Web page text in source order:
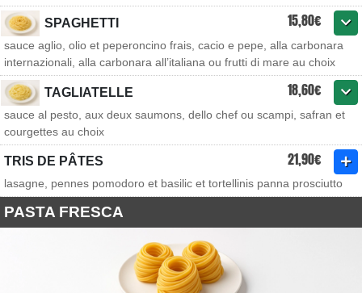
SPAGHETTI 15,80€
sauce aglio, olio et peperoncino frais, cacio e pepe, alla carbonara
internazionali, alla carbonara all’italiana ou frutti di mare au choix
TAGLIATELLE 18,60€
sauce al pesto, aux deux saumons, dello chef ou scampi, safran et
courgettes au choix
TRIS DE PÂTES 21,90€
lasagne, pennes pomodoro et basilic et tortellinis panna prosciutto
PASTA FRESCA